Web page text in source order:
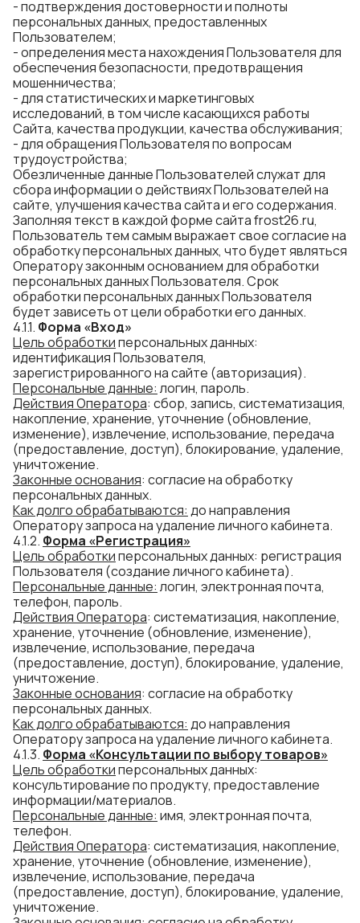
- подтверждения достоверности и полноты
персональных данных, предоставленных
Пользователем;
- определения места нахождения Пользователя для
обеспечения безопасности, предотвращения
мошенничества;
- для статистических и маркетинговых
исследований, в том числе касающихся работы
Сайта, качества продукции, качества обслуживания;
- для обращения Пользователя по вопросам
трудоустройства;
Обезличенные данные Пользователей служат для
сбора информации о действиях Пользователей на
сайте, улучшения качества сайта и его содержания.
Заполняя текст в каждой форме сайта frost26.ru,
Пользователь тем самым выражает свое согласие на
обработку персональных данных, что будет являться
Оператору законным основанием для обработки
персональных данных Пользователя. Срок
обработки персональных данных Пользователя
будет зависеть от цели обработки его данных.
4.1.1. Форма «Вход»
Цельобработкиперсональных данных:
идентификация Пользователя,
зарегистрированного на сайте (авторизация).
Персональные данные: логин, пароль.
Действия Оператора: сбор, запись, систематизация,
накопление, хранение, уточнение (обновление,
изменение), извлечение, использование, передача
(предоставление, доступ), блокирование, удаление,
уничтожение.
Законные основания: согласие на обработку
персональных данных.
Как долгообрабатываются: до направления
Оператору запроса на удаление личного кабинета.
4.1.2. Форма «Регистрация»
Цель обработкиперсональных данных: регистрация
Пользователя (создание личного кабинета).
Персональные данные: логин, электронная почта,
телефон, пароль.
Действия Оператора: систематизация, накопление,
хранение, уточнение (обновление, изменение),
извлечение, использование, передача
(предоставление, доступ), блокирование, удаление,
уничтожение.
Законные основания: согласие на обработку
персональных данных.
Как долгообрабатываются: до направления
Оператору запроса на удаление личного кабинета.
4.1.3. Форма «Консультации по выбору товаров»
Цель обработкиперсональных данных:
консультирование по продукту, предоставление
информации/материалов.
Персональные данные: имя, электронная почта,
телефон.
Действия Оператора: систематизация, накопление,
хранение, уточнение (обновление, изменение),
извлечение, использование, передача
(предоставление, доступ), блокирование, удаление,
уничтожение.